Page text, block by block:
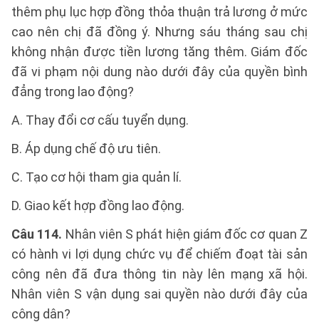
thêm phụ lục hợp đồng thỏa thuận trả lương ở mức
cao nên chị đã đồng ý. Nhưng sáu tháng sau chị
không nhận được tiền lương tăng thêm. Giám đốc
đã vi phạm nội dung nào dưới đây của quyền bình
đẳng trong lao động?
A. Thay đổi cơ cấu tuyển dụng.
B. Áp dụng chế độ ưu tiên.
C. Tạo cơ hội tham gia quản lí.
D. Giao kết hợp đồng lao động.
Câu 114. Nhân viên S phát hiện giám đốc cơ quan Z
có hành vi lợi dụng chức vụ để chiếm đoạt tài sản
công nên đã đưa thông tin này lên mạng xã hội.
Nhân viên S vận dụng sai quyền nào dưới đây của
công dân?